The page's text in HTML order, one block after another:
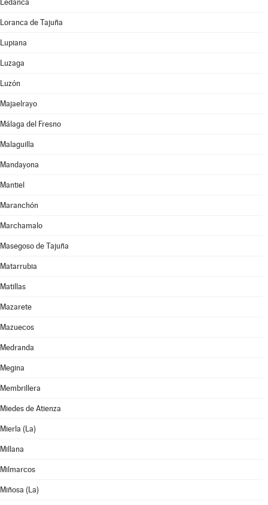
Ledanca
Loranca de Tajuña
Lupiana
Luzaga
Luzón
Majaelrayo
Málaga del Fresno
Malaguilla
Mandayona
Mantiel
Maranchón
Marchamalo
Masegoso de Tajuña
Matarrubia
Matillas
Mazarete
Mazuecos
Medranda
Megina
Membrillera
Miedes de Atienza
Mierla (La)
Millana
Milmarcos
Miñosa (La)